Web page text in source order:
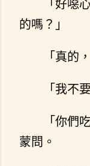
「好噁
的嗎？」
「真的
「我不
「你們
蒙問。